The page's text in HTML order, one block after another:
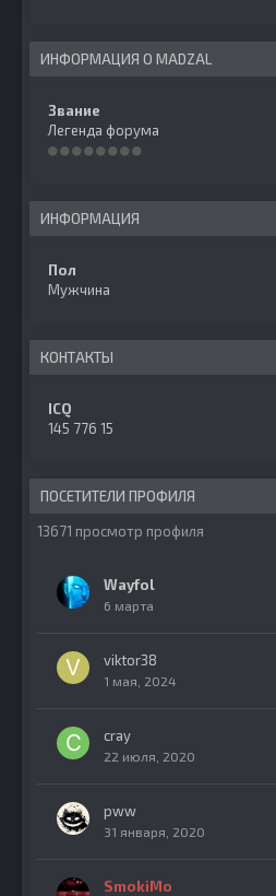
ИНФОРМАЦИЯ О MADZAL
Звание
Легенда форума
ИНФОРМАЦИЯ
Пол
Мужчина
КОНТАКТЫ
ICQ
145 776 15
ПОСЕТИТЕЛИ ПРОФИЛЯ
13671 просмотр профиля
Wayfol
6 марта
viktor38
1 мая, 2024
cray
22 июля, 2020
pww
31 января, 2020
SmokiMo